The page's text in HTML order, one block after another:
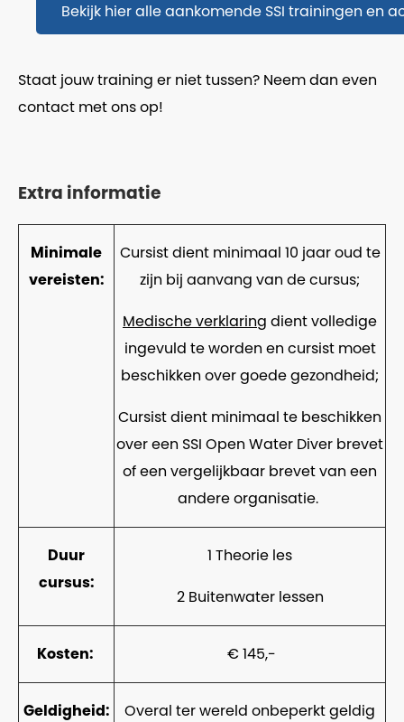
Bekijk hier alle aankomende SSI trainingen en
Staat jouw training er niet tussen? Neem dan even
contact met ons op!
Extra informatie
Minimale
vereisten:
Cursist dient minimaal 10 jaar oud te
zijn bij aanvang van de cursus;
Medische verklaring dient volledige
ingevuld te worden en cursist moet
beschikken over goede gezondheid;
Cursist dient minimaal te beschikken
over een SSI Open Water Diver brevet
of een vergelijkbaar brevet van een
andere organisatie.
Duur
cursus:
1 Theorie les
2 Buitenwater lessen
Kosten: € 145,-
Geldigheid: Overal ter wereld onbeperkt geldig